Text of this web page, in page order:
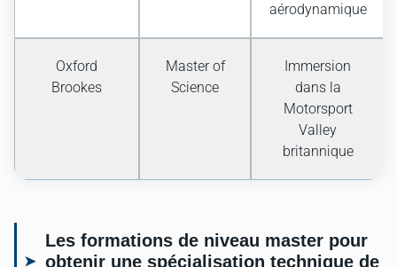
aérodynamique
Oxford
Brookes
Master of
Science
Immersion
dans la
Motorsport
Valley
britannique
Les formations de niveau master pour
obtenir une spécialisation technique de